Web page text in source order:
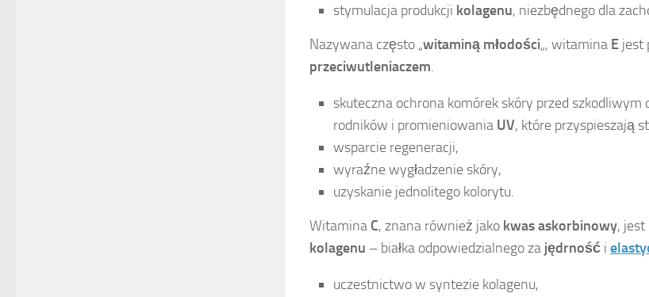
stymulacja produkcji kolagenu, niezbędnego dla
Nazywana często „witaminą młodości„, witamina E jest
przeciwutleniaczem.
skuteczna ochrona komórek skóry przed szkodliwym
rodników i promieniowania UV, które przyspieszają
wsparcie regeneracji,
wyraźne wygładzenie skóry,
uzyskanie jednolitego kolorytu.
Witamina C, znana również jako kwas askorbinowy,
kolagenu – białka odpowiedzialnego za jędrność i
uczestnictwo w syntezie kolagenu,